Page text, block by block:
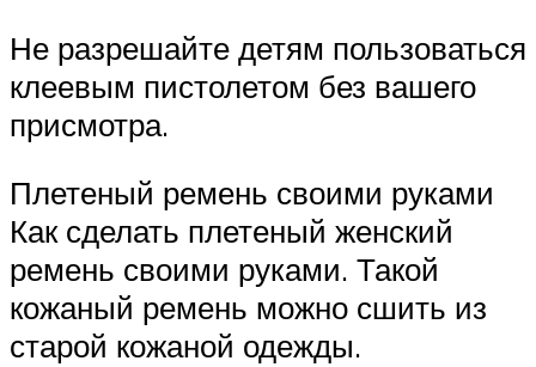
Не разрешайте детям пользоваться
клеевым пистолетом без вашего
присмотра.
Плетеный ремень своими руками
Как сделать плетеный женский
ремень своими руками. Такой
кожаный ремень можно сшить из
старой кожаной одежды.